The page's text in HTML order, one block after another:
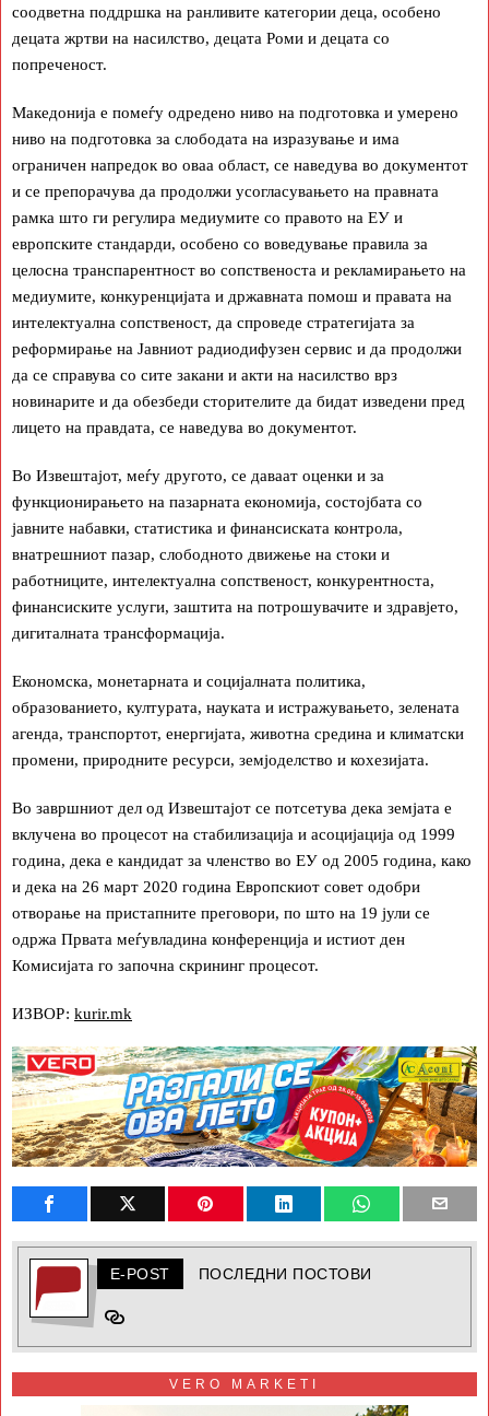
соодветна поддршка на ранливите категории деца, особено
децата жртви на насилство, децата Роми и децата со
попреченост.
Македонија е помеѓу одредено ниво на подготовка и умерено
ниво на подготовка за слободата на изразување и има
ограничен напредок во оваа област, се наведува во документот
и се препорачува да продолжи усогласувањето на правната
рамка што ги регулира медиумите со правото на ЕУ и
европските стандарди, особено со воведување правила за
целосна транспарентност во сопственоста и рекламирањето на
медиумите, конкуренцијата и државната помош и правата на
интелектуална сопственост, да спроведе стратегијата за
реформирање на Јавниот радиодифузен сервис и да продолжи
да се справува со сите закани и акти на насилство врз
новинарите и да обезбеди сторителите да бидат изведени пред
лицето на правдата, се наведува во документот.
Во Извештајот, меѓу другото, се даваат оценки и за
функционирањето на пазарната економија, состојбата со
јавните набавки, статистика и финансиската контрола,
внатрешниот пазар, слободното движење на стоки и
работниците, интелектуална сопственост, конкурентноста,
финансиските услуги, заштита на потрошувачите и здравјето,
дигиталната трансформација.
Економска, монетарната и социјалната политика,
образованието, културата, науката и истражувањето, зелената
агенда, транспортот, енергијата, животна средина и климатски
промени, природните ресурси, земјоделство и кохезијата.
Во завршниот дел од Извештајот се потсетува дека земјата е
вклучена во процесот на стабилизација и асоцијација од 1999
година, дека е кандидат за членство во ЕУ од 2005 година, како
и дека на 26 март 2020 година Европскиот совет одобри
отворање на пристапните преговори, по што на 19 јули се
одржа Првата меѓувладина конференција и истиот ден
Комисијата го започна скрининг процесот.
ИЗВОР: kurir.mk
E-POST ПОСЛЕДНИ ПОСТОВИ
VERO MARKETI